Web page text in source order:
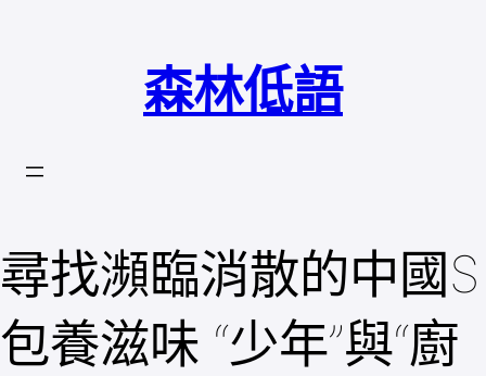
森林低語
尋找瀕臨消散的中國S
包養滋味 “少年”與“廚